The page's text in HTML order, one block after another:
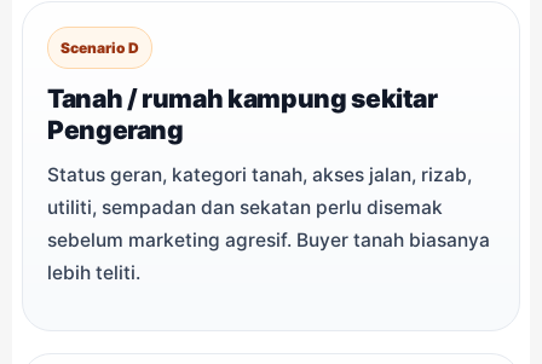
Scenario D
Tanah / rumah kampung sekitar
Pengerang
Status geran, kategori tanah, akses jalan, rizab,
utiliti, sempadan dan sekatan perlu disemak
sebelum marketing agresif. Buyer tanah biasanya
lebih teliti.